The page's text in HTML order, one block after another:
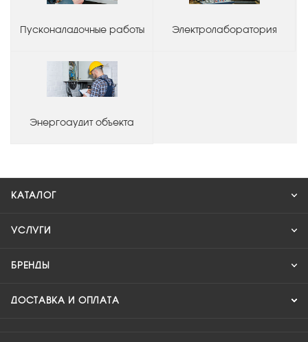
Пусконаладочные работы Электролаборатория
Энергоаудит объекта
КАТАЛОГ
УСЛУГИ
БРЕНДЫ
ДОСТАВКА И ОПЛАТА